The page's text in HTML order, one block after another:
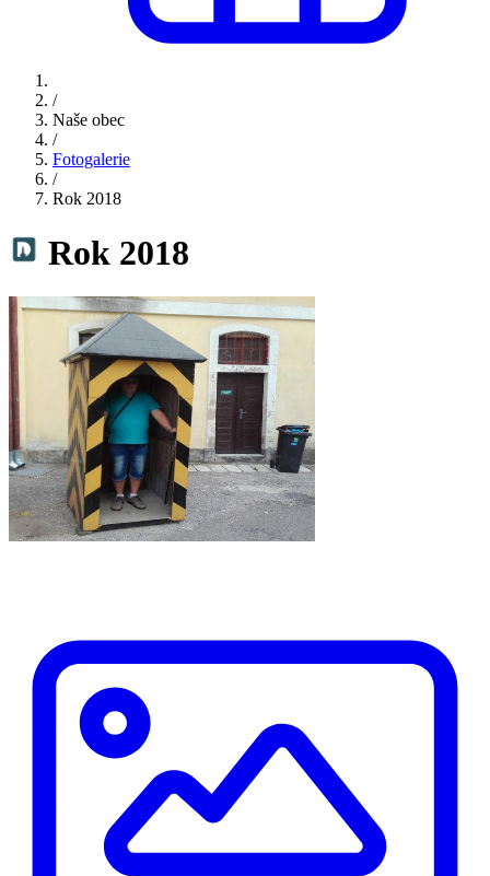
/
Naše obec
/
Fotogalerie
/
Rok 2018
Rok 2018